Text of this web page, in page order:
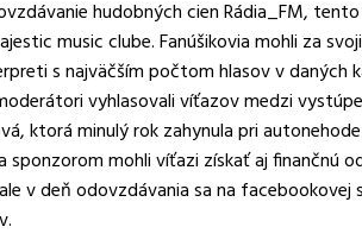
hudobných cien Rádia_FM,
music clube. Fanúšikovia mohli za
s najväčším počtom hlasov v daných
vyhlasovali víťazov medzi
ktorá minulý rok zahynula pri
sponzorom mohli víťazi získať aj finančnú
v deň odovzdávania sa na facebookovej